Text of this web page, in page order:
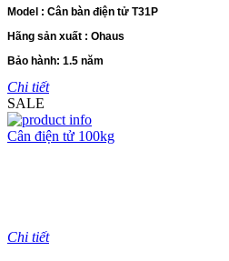
Model : Cân bàn điện tử T31P
Hãng sản xuất : Ohaus
Bảo hành: 1.5 năm
Chi tiết
SALE
Cân điện tử 100kg
Chi tiết